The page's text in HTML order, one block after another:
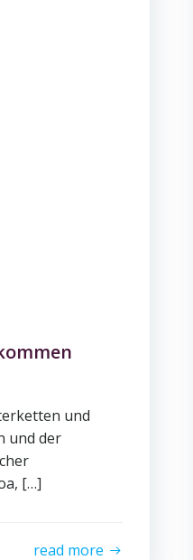
und
und der
[…]
read more